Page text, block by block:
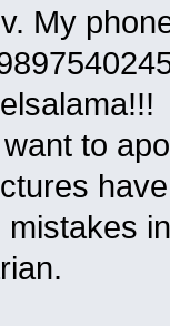
My
want to
mistakes